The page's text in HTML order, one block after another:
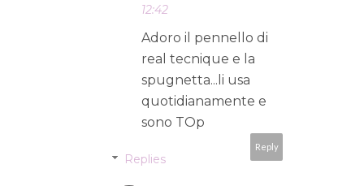
12:42
Adoro il pennello di
real tecnique e la
spugnetta...li usa
quotidianamente e
sono TOp
Reply
Replies